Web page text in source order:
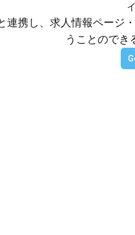
携し、求人情報ペー
うことのでき